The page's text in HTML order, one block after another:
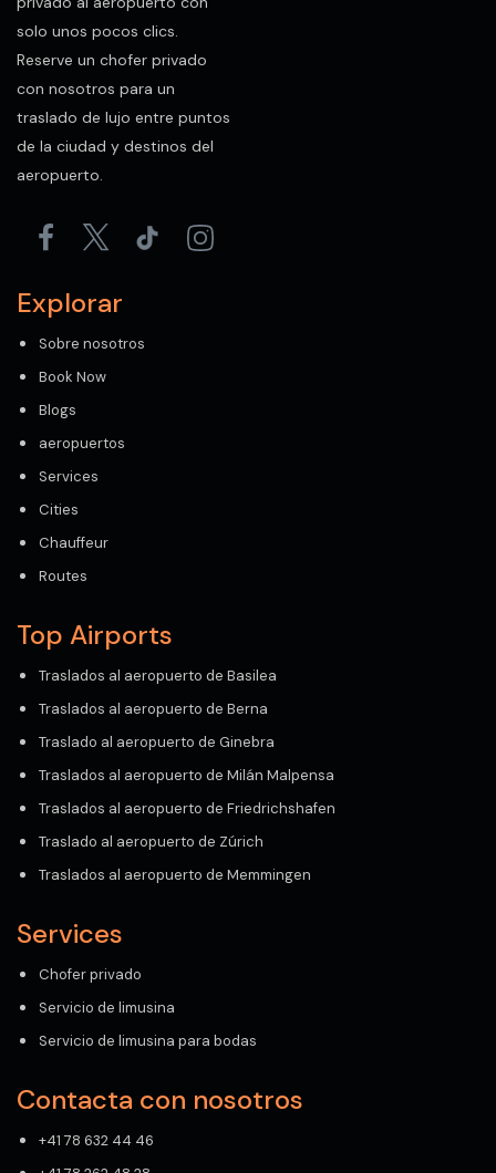
solo unos pocos clics.
Reserve un chofer privado
con nosotros para un
traslado de lujo entre puntos
de la ciudad y destinos del
aeropuerto.
Explorar
Sobre nosotros
Book Now
Blogs
aeropuertos
Services
Cities
Chauffeur
Routes
Top Airports
Traslados al aeropuerto de Basilea
Traslados al aeropuerto de Berna
Traslado al aeropuerto de Ginebra
Traslados al aeropuerto de Milán Malpensa
Traslados al aeropuerto de Friedrichshafen
Traslado al aeropuerto de Zúrich
Traslados al aeropuerto de Memmingen
Services
Chofer privado
Servicio de limusina
Servicio de limusina para bodas
Contacta con nosotros
+41 78 632 44 46